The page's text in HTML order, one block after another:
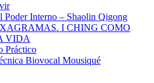
Poder Interno – Shaolin Qigong
I CHING COMO
VIDA
Práctico
Biovocal Mousiqué